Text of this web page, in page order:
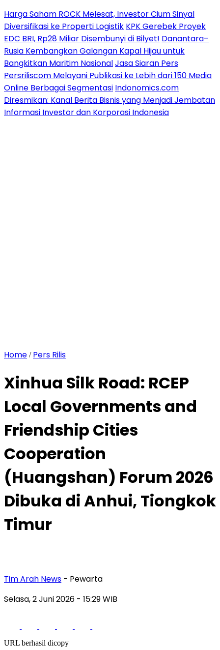
Harga Saham ROCK Melesat, Investor Cium Sinyal
Diversifikasi ke Properti Logistik KPK Gerebek Proyek
EDC BRI, Rp28 Miliar Disembunyi di Bilyet! Danantara–
Rusia Kembangkan Galangan Kapal Hijau untuk
Bangkitkan Maritim NasionalJasa Siaran Pers
Persriliscom Melayani Publikasi ke Lebih dari 150 Media
Online Berbagai Segmentasi Indonomics.com
Diresmikan: Kanal Berita Bisnis yang Menjadi Jembatan
Informasi Investor dan Korporasi Indonesia
Home / Pers Rilis
Xinhua Silk Road: RCEP
Local Governments and
Friendship Cities
Cooperation
(Huangshan) Forum 2026
Dibuka di Anhui, Tiongkok
Timur
Tim Arah News - Pewarta
Selasa, 2 Juni 2026 - 15:29 WIB
URL berhasil dicopy